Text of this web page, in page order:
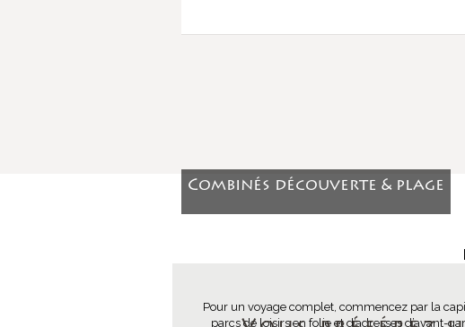
Combinés découverte & plage
Pour un voyage complet, commencez par la
parcs de loisirs en folie et d’adresses d’avant-